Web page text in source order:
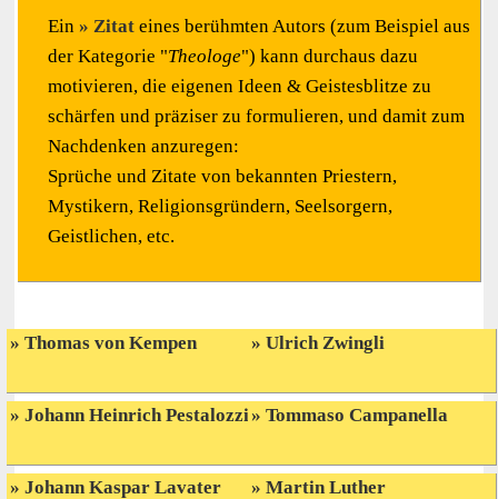
Ein Zitat eines berühmten Autors (zum Beispiel aus
der Kategorie "Theologe") kann durchaus dazu
motivieren, die eigenen Ideen & Geistesblitze zu
schärfen und präziser zu formulieren, und damit zum
Nachdenken anzuregen:
Sprüche und Zitate von bekannten Priestern,
Mystikern, Religionsgründern, Seelsorgern,
Geistlichen, etc.
Thomas von Kempen
Johann Heinrich Pestalozzi
Johann Kaspar Lavater
Ulrich Zwingli
Tommaso Campanella
Martin Luther